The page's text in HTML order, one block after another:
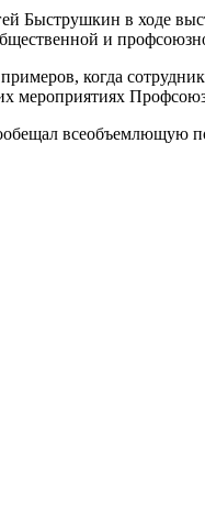
Быструшкин в ходе
и
когда
мероприятиях
всеобъемлющую